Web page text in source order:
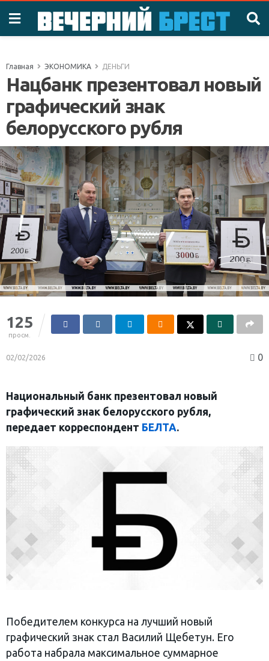
Главная ЭКОНОМИКА ДЕНЬГИ
Нацбанк презентовал новый
графический знак
белорусского рубля
125
просм.
02/02/2026 0
Национальный банк презентовал новый
графический знак белорусского рубля,
передает корреспондент БЕЛТА.
Победителем конкурса на лучший новый
графический знак стал Василий Щебетун. Его
работа набрала максимальное суммарное